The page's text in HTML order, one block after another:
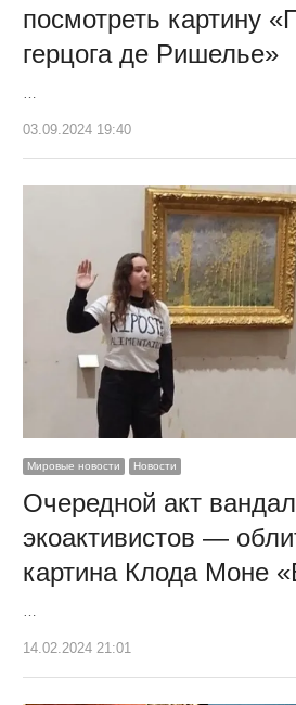
посмотреть картину
герцога де Ришелье»
03.09.2024 19:40
Мировые новости Новости
Очередной акт
экоактивистов —
картина Клода Моне
14.02.2024 21:01